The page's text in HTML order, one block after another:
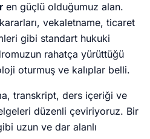
en güçlü olduğumuz alan.
vekaletname, ticaret
gibi standart hukuki
rahatça yürüttüğü
oturmuş ve kalıplar belli.
transkript, ders içeriği ve
düzenli çeviriyoruz. Bir
uzun ve dar alanlı